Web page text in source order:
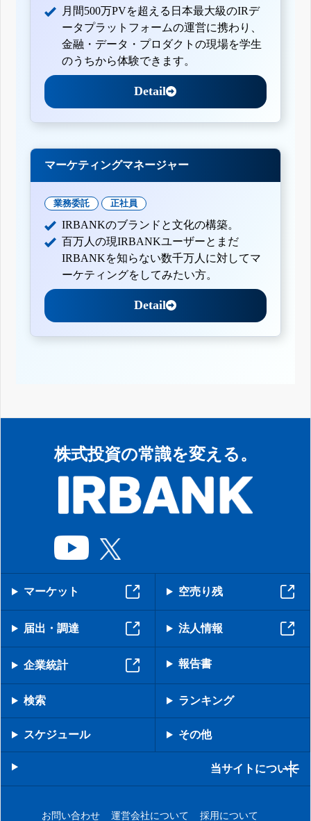
月間500万PVを超える日本最大級のIRデ
ータプラットフォームの運営に携わり、
金融・データ・プロダクトの現場を学生
のうちから体験できます。
Detail
マーケティングマネージャー
業務委託 正社員
IRBANKのブランドと文化の構築。
百万人の現IRBANKユーザーとまだ
IRBANKを知らない数千万人に対してマ
ーケティングをしてみたい方。
Detail
株式投資の常識を変える。
マーケット 空売り残
届出・調達 法人情報
企業統計 報告書
検索 ランキング
スケジュール その他
当サイトについて
お問い合わせ 運営会社について 採用について